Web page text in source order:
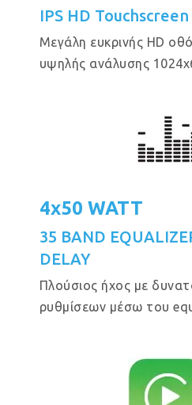
IPS HD Touchscreen
Μεγάλη ευκρινής HD
υψηλής ανάλυσης
4x50 WATT
35 BAND
DELAY
Πλούσιος ήχος με
ρυθμίσεων μέσω του